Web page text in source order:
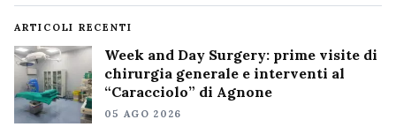
ARTICOLI RECENTI
Week and Day Surgery: prime visite di
chirurgia generale e interventi al
“Caracciolo” di Agnone
05 AGO 2026